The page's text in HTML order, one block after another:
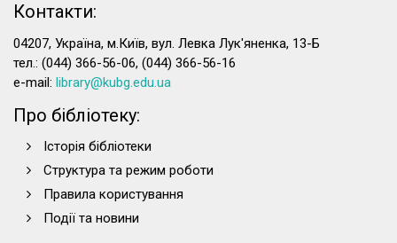
Контакти:
04207, Україна, м.Київ, вул. Левка Лук'яненка, 13-Б
тел.: (044) 366-56-06, (044) 366-56-16
e-mail: library@kubg.edu.ua
Про бібліотеку:
Історія бібліотеки
Структура та режим роботи
Правила користування
Події та новини